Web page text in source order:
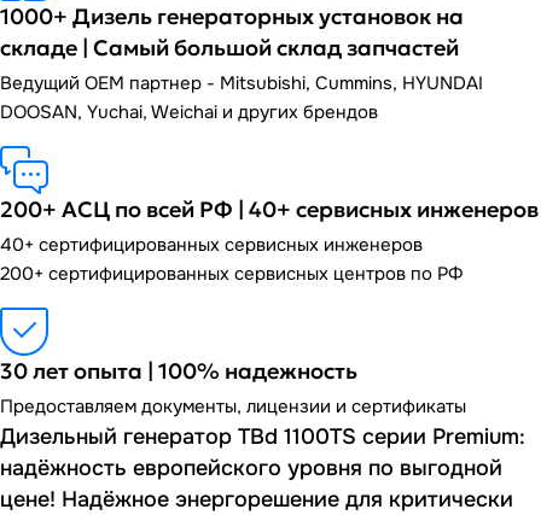
1000+ Дизель генераторных установок на
складе | Самый большой склад запчастей
Ведущий OEM партнер - Mitsubishi, Cummins, HYUNDAI
DOOSAN, Yuchai, Weichai и других брендов
200+ АСЦ по всей РФ | 40+ сервисных инженеров
40+ сертифицированных сервисных инженеров
200+ сертифицированных сервисных центров по РФ
30 лет опыта | 100% надежность
Предоставляем документы, лицензии и сертификаты
Дизельный генератор TBd 1100TS серии Premium:
надёжность европейского уровня по выгодной
цене! Надёжное энергорешение для критически